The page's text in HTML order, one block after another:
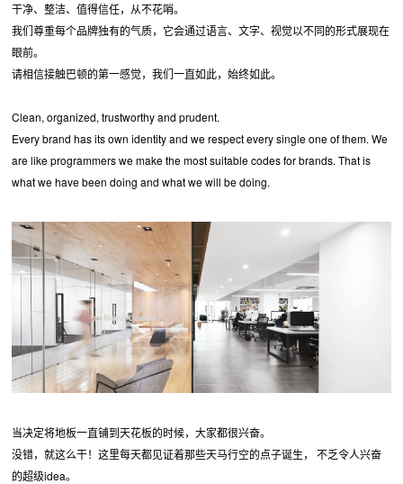
干净、整洁、值得信任，从不花哨。
我们尊重每个品牌独有的气质，它会通过语言、文字、视觉以不同的形式展现在
眼前。
请相信接触巴顿的第一感觉，我们一直如此，始终如此。
Clean, organized, trustworthy and prudent.
Every brand has its own identity and we respect every single one of them. We
are like programmers we make the most suitable codes for brands. That is
what we have been doing and what we will be doing.
当决定将地板一直铺到天花板的时候，大家都很兴奋。
没错，就这么干！这里每天都见证着那些天马行空的点子诞生， 不乏令人兴奋
的超级idea。